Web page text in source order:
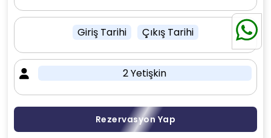
Giriş Tarihi Çıkış Tarihi
2 Yetişkin
Rezervasyon Yap